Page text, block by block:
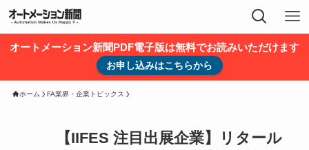
オートメーション新聞PDF電子版は無料でお読みいただけます
お申し込みはこちらから
ホーム FA業界・企業トピックス
【IIFES 注目出展企業】リタール